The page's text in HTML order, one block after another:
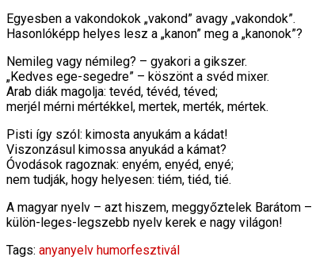
Egyesben a vakondokok „vakond” avagy „vakondok”.
Hasonlóképp helyes lesz a „kanon” meg a „kanonok”?
Nemileg vagy némileg? – gyakori a gikszer.
„Kedves ege-segedre” – köszönt a svéd mixer.
Arab diák magolja: tevéd, tévéd, téved;
merjél mérni mértékkel, mertek, merték, mértek.
Pisti így szól: kimosta anyukám a kádat!
Viszonzásul kimossa anyukád a kámat?
Óvodások ragoznak: enyém, enyéd, enyé;
nem tudják, hogy helyesen: tiém, tiéd, tié.
A magyar nyelv – azt hiszem, meggyőztelek Barátom –
külön-leges-legszebb nyelv kerek e nagy világon!
Tags: anyanyelv humorfesztivál